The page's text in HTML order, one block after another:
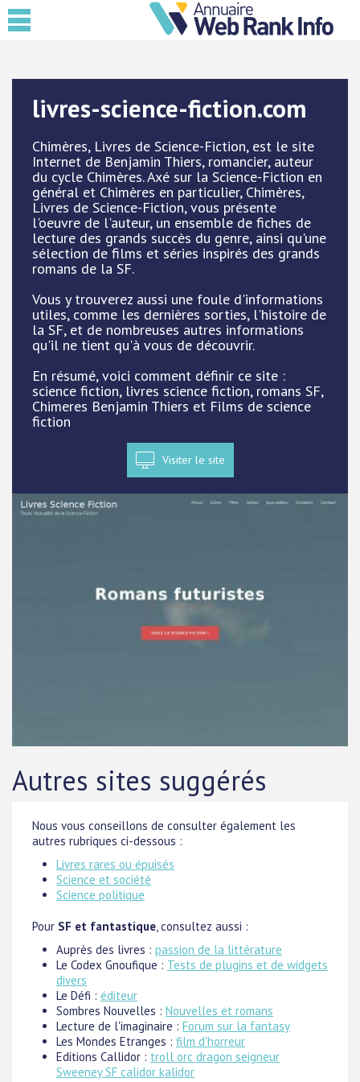
livres-science-fiction.com
Chimères, Livres de Science-Fiction, est le site
Internet de Benjamin Thiers, romancier, auteur
du cycle Chimères. Axé sur la Science-Fiction en
général et Chimères en particulier, Chimères,
Livres de Science-Fiction, vous présente
l'oeuvre de l'auteur, un ensemble de fiches de
lecture des grands succès du genre, ainsi qu'une
sélection de films et séries inspirés des grands
romans de la SF.
Vous y trouverez aussi une foule d'informations
utiles, comme les dernières sorties, l'histoire de
la SF, et de nombreuses autres informations
qu'il ne tient qu'à vous de découvrir.
En résumé, voici comment définir ce site :
science fiction, livres science fiction, romans SF,
Chimeres Benjamin Thiers et Films de science
fiction
Visiter le site
Autres sites suggérés
Nous vous conseillons de consulter également les
autres rubriques ci-dessous :
Livres rares ou épuisés
Science et société
Science politique
Pour SF et fantastique, consultez aussi :
Auprès des livres : passion de la littérature
Le Codex Gnoufique : Tests de plugins et de widgets
divers
Le Défi : éditeur
Sombres Nouvelles : Nouvelles et romans
Lecture de l'imaginaire : Forum sur la fantasy
Les Mondes Etranges : film d'horreur
Editions Callidor : troll orc dragon seigneur
Sweeney SF calidor kalidor